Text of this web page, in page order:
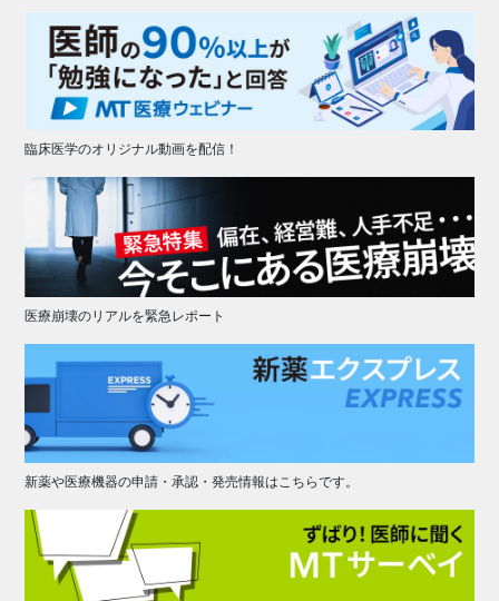
臨床医学のオリジナル動画を配信！
医療崩壊のリアルを緊急レポート
新薬や医療機器の申請・承認・発売情報はこちらです。